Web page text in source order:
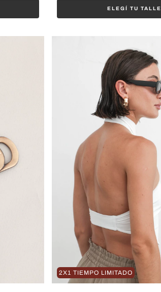
ELEGÍ TU TALLE
2X1 TIEMPO LIMITADO